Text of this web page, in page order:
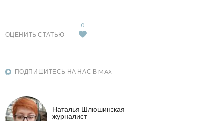
ОЦЕНИТЬ СТАТЬЮ
0
ПОДПИШИТЕСЬ НА НАС В MAX
Наталья Шлюшинская
журналист